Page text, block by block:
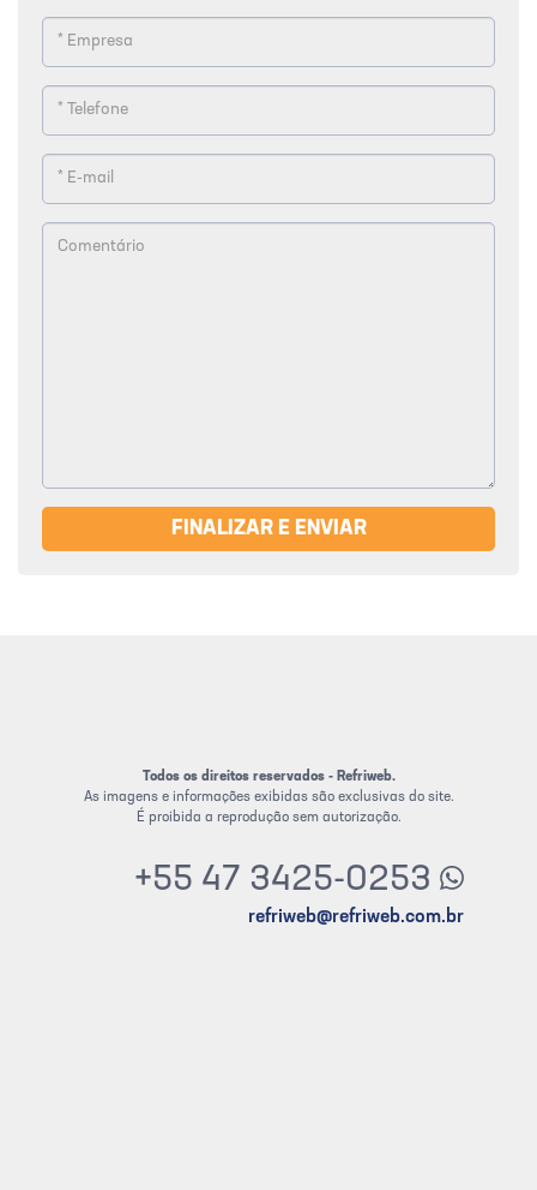
FINALIZAR E ENVIAR
Todos os direitos reservados - Refriweb.
As imagens e informações exibidas são exclusivas do site.
É proibida a reprodução sem autorização.
+55 47 3425-0253
refriweb@refriweb.com.br